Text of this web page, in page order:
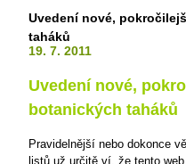
Uvedení nové,
taháků
19. 7. 2011
Uvedení nové,
botanických taháků
Pravidelnější nebo dokonce
listů už určitě ví, že tento